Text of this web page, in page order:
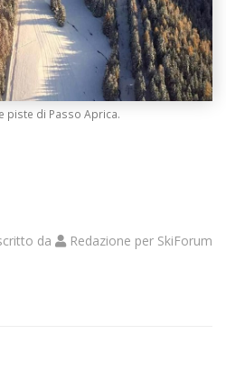
piste di Passo Aprica.
da Redazione per SkiForum